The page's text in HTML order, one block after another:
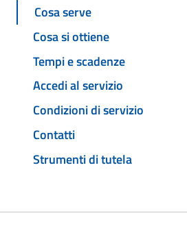
Cosa serve
Cosa si ottiene
Tempi e scadenze
Accedi al servizio
Condizioni di servizio
Contatti
Strumenti di tutela